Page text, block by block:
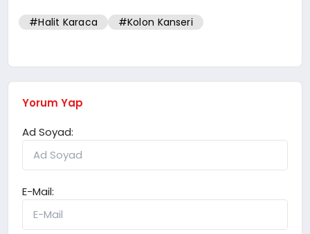
#Halit Karaca #Kolon Kanseri
Yorum Yap
Ad Soyad:
E-Mail: